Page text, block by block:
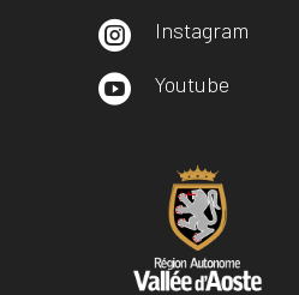
 Instagram
 Youtube